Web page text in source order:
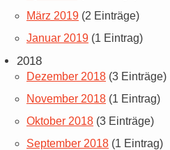
März 2019 (2 Einträge)
Januar 2019 (1 Eintrag)
2018
Dezember 2018 (3 Einträge)
November 2018 (1 Eintrag)
Oktober 2018 (3 Einträge)
September 2018 (1 Eintrag)